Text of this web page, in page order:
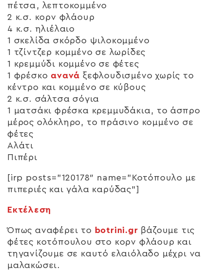
πέτσα, λεπτοκομμένο
2 κ.σ. κορν φλάουρ
4 κ.σ. ηλιέλαιο
1 σκελίδα σκόρδο ψιλοκομμένο
1 τζίντζερ κομμένο σε λωρίδες
1 κρεμμύδι κομμένο σε φέτες
1 φρέσκο ανανά ξεφλουδισμένο χωρίς το
κέντρο και κομμένο σε κύβους
2 κ.σ. σάλτσα σόγια
1 ματσάκι φρέσκα κρεμμυδάκια, το άσπρο
μέρος ολόκληρο, το πράσινο κομμένο σε
φέτες
Αλάτι
Πιπέρι
[irp posts=”120178″ name=”Κοτόπουλο με
πιπεριές και γάλα καρύδας”]
Εκτέλεση
Όπως αναφέρει το botrini.gr βάζουμε τις
φέτες κοτόπουλου στο κορν φλάουρ και
τηγανίζουμε σε καυτό ελαιόλαδο μέχρι να
μαλακώσει.